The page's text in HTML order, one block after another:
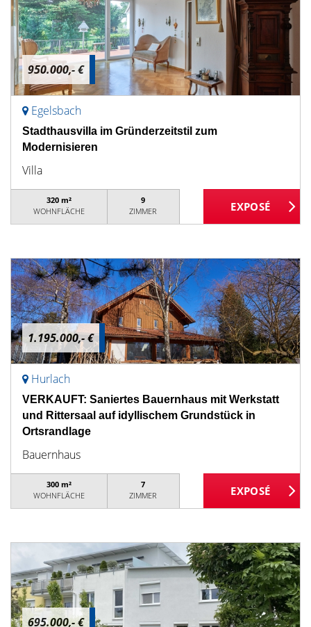
950.000,- €
Egelsbach
Stadthausvilla im Gründerzeitstil zum
Modernisieren
Villa
320 m²
WOHNFLÄCHE
9
ZIMMER
1.195.000,- €
Hurlach
VERKAUFT: Saniertes Bauernhaus mit Werkstatt
und Rittersaal auf idyllischem Grundstück in
Ortsrandlage
Bauernhaus
300 m²
WOHNFLÄCHE
7
ZIMMER
695.000,- €